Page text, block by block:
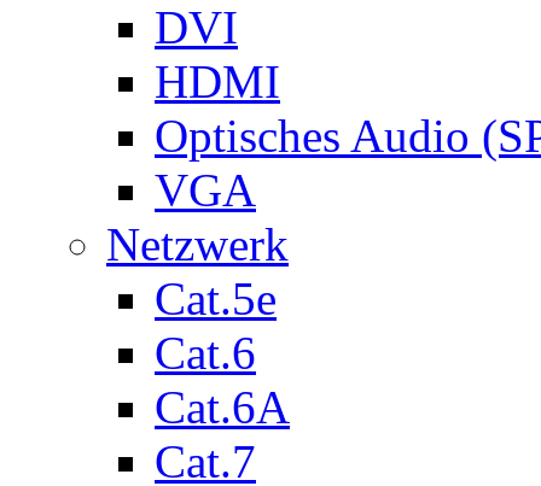
DVI
HDMI
Optisches Audio
VGA
Netzwerk
Cat.5e
Cat.6
Cat.6A
Cat.7